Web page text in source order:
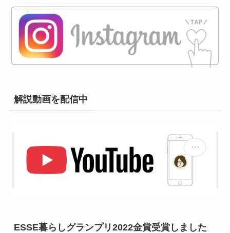
解説動画を配信中
ESSE暮らしグランプリ2022金賞受賞しました